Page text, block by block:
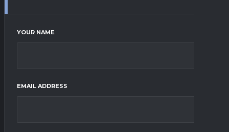
YOUR NAME
EMAIL ADDRESS